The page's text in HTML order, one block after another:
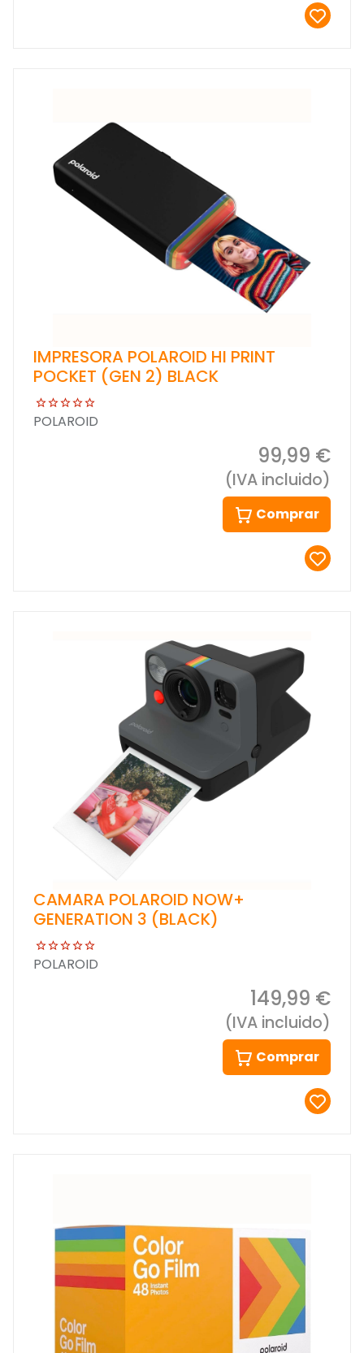
IMPRESORA POLAROID HI PRINT
POCKET (GEN 2) BLACK
POLAROID
99,99 €
(IVA incluido)
Comprar
CAMARA POLAROID NOW+
GENERATION 3 (BLACK)
POLAROID
149,99 €
(IVA incluido)
Comprar